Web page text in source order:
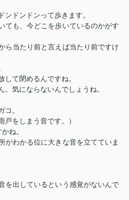
ドンドンって歩きます。
ても、今どこを歩いているのかがす
ら当たり前と言えば当たり前ですけ
て閉めるんですね。
気にならないんでしょうね。
コ。
戸をしまう音です。）
ね。
がわかる位に大きな音を立てていま
を出しているという感覚がないんで